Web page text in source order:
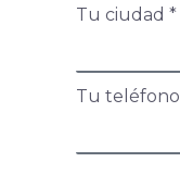
Tu ciudad *
Tu teléfono